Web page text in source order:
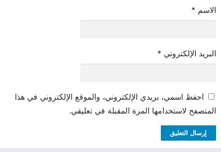
الاسم *
البريد الإلكتروني *
احفظ اسمي، بريدي الإلكتروني، والموقع الإلكتروني في هذا
المتصفح لاستخدامها المرة المقبلة في تعليقي.